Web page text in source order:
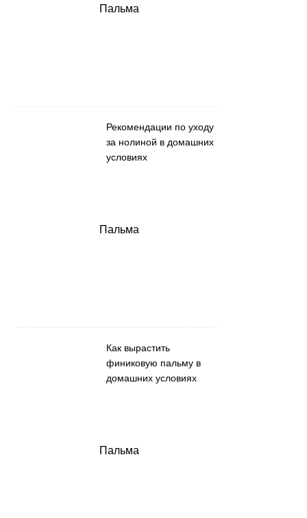
Пальма
Рекомендации по уходу
за нолиной в домашних
условиях
Пальма
Как вырастить
финиковую пальму в
домашних условиях
Пальма